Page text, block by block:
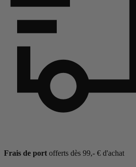
Frais de port offerts dès 99,- € d'achat